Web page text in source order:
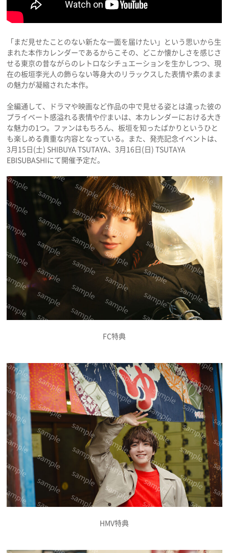
「まだ見せたことのない新たな一面を届けたい」という思いから生
まれた本作カレンダーであるからこその、どこか懐かしさを感じさ
せる東京の昔ながらのレトロなシチュエーションを生かしつつ、現
在の板垣李光人の飾らない等身大のリラックスした表情や素のまま
の魅力が凝縮された本作。
全編通して、ドラマや映画など作品の中で見せる姿とは違った彼の
プライベート感溢れる表情や佇まいは、本カレンダーにおける大き
な魅力の1つ。ファンはもちろん、板垣を知ったばかりというひと
も楽しめる貴重な内容となっている。また、発売記念イベントは、
3月15日(土) SHIBUYA TSUTAYA、3月16日(日) TSUTAYA
EBISUBASHIにて開催予定だ。
FC特典
HMV特典